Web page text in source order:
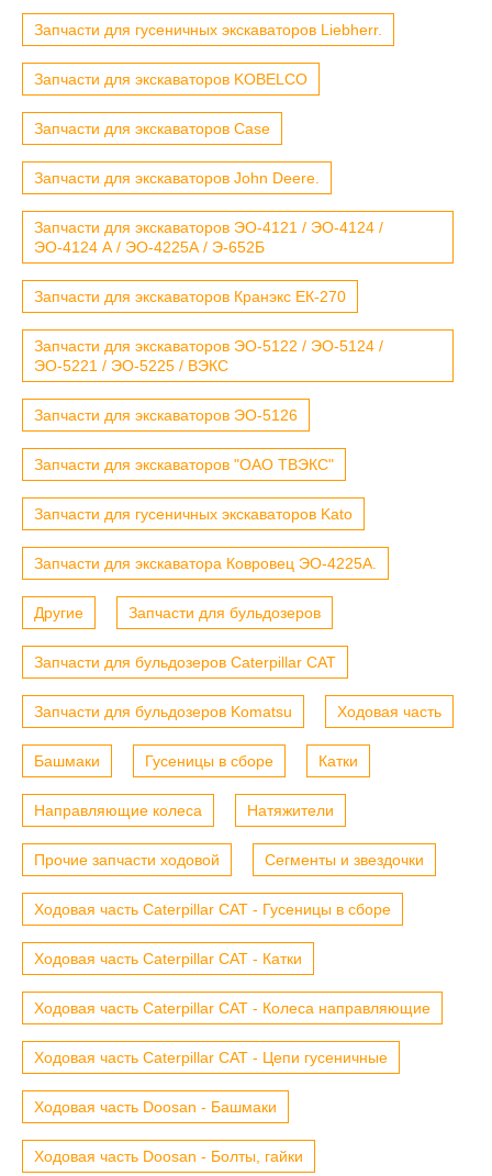
Запчасти для гусеничных экскаваторов Liebherr.
Запчасти для экскаваторов KOBELCO
Запчасти для экскаваторов Case
Запчасти для экскаваторов John Deere.
Запчасти для экскаваторов ЭО-4121 / ЭО-4124 /
ЭО-4124 А / ЭО-4225А / Э-652Б
Запчасти для экскаваторов Кранэкс ЕК-270
Запчасти для экскаваторов ЭО-5122 / ЭО-5124 /
ЭО-5221 / ЭО-5225 / ВЭКС
Запчасти для экскаваторов ЭО-5126
Запчасти для экскаваторов "ОАО ТВЭКС"
Запчасти для гусеничных экскаваторов Kato
Запчасти для экскаватора Ковровец ЭО-4225А.
Другие Запчасти для бульдозеров
Запчасти для бульдозеров Caterpillar CAT
Запчасти для бульдозеров Komatsu Ходовая часть
Башмаки Гусеницы в сборе Катки
Направляющие колеса Натяжители
Прочие запчасти ходовой Сегменты и звездочки
Ходовая часть Caterpillar CAT - Гусеницы в сборе
Ходовая часть Caterpillar CAT - Катки
Ходовая часть Caterpillar CAT - Колеса направляющие
Ходовая часть Caterpillar CAT - Цепи гусеничные
Ходовая часть Doosan - Башмаки
Ходовая часть Doosan - Болты, гайки